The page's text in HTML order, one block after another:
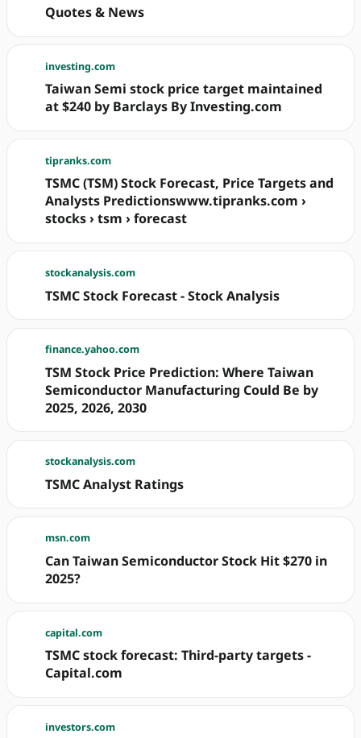
Quotes & News
investing.com
Taiwan Semi stock price target maintained
at $240 by Barclays By Investing.com
tipranks.com
TSMC (TSM) Stock Forecast, Price Targets and
Analysts Predictionswww.tipranks.com ›
stocks › tsm › forecast
stockanalysis.com
TSMC Stock Forecast - Stock Analysis
finance.yahoo.com
TSM Stock Price Prediction: Where Taiwan
Semiconductor Manufacturing Could Be by
2025, 2026, 2030
stockanalysis.com
TSMC Analyst Ratings
msn.com
Can Taiwan Semiconductor Stock Hit $270 in
2025?
capital.com
TSMC stock forecast: Third-party targets -
Capital.com
investors.com